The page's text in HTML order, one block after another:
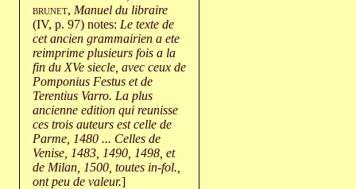
brunet, Manuel du libraire
(IV, p. 97) notes: Le texte de
cet ancien grammairien a ete
reimprime plusieurs fois a la
fin du XVe siecle, avec ceux de
Pomponius Festus et de
Terentius Varro. La plus
ancienne edition qui reunisse
ces trois auteurs est celle de
Parme, 1480 ... Celles de
Venise, 1483, 1490, 1498, et
de Milan, 1500, toutes in-fol.,
ont peu de valeur.]